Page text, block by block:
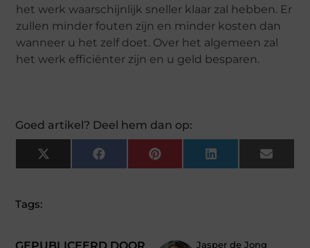
het werk waarschijnlijk sneller klaar zal hebben. Er
zullen minder fouten zijn en minder kosten dan
wanneer u het zelf doet. Over het algemeen zal
het werk efficiënter zijn en u geld besparen.
Goed artikel? Deel hem dan op:
X
(Twitter)
Facebook Pinterest LinkedIn Email
Jasper de Jong
Tags: